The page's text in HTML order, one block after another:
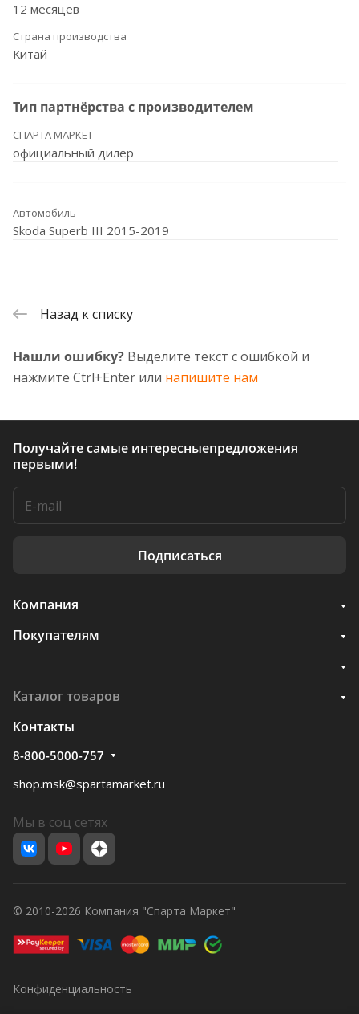
12 месяцев
Страна производства
Китай
Тип партнёрства с производителем
СПАРТА МАРКЕТ
официальный дилер
Автомобиль
Skoda Superb III 2015-2019
Назад к списку
Нашли ошибку? Выделите текст с ошибкой и
нажмите Ctrl+Enter или напишите нам
Получайте самые интересныепредложения
первыми!
Подписаться
Компания
Покупателям
Каталог товаров
Контакты
8-800-5000-757
shop.msk@spartamarket.ru
Мы в соц сетях
© 2010-2026 Компания "Спарта Маркет"
Конфиденциальность